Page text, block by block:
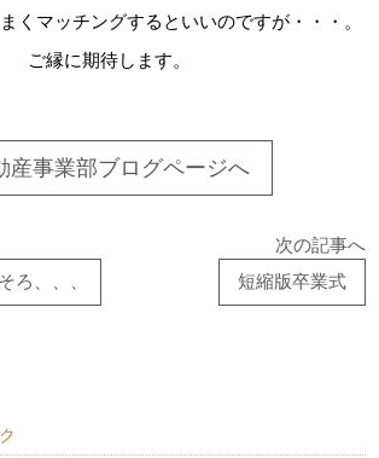
くマッチングするといいのですが・・・。
ご縁に期待します。
産事業部ブログページへ
ろ、、、
次の記事へ
短縮版卒業式